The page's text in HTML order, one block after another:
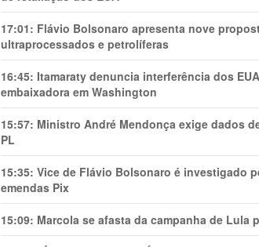
17:01: Flávio Bolsonaro apresenta nove
ultraprocessados e petrolíferas
16:45: Itamaraty denuncia interferência dos
embaixadora em Washington
15:57: Ministro André Mendonça exige dados
PL
15:35: Vice de Flávio Bolsonaro é investigado
emendas Pix
15:09: Marcola se afasta da campanha de Lula